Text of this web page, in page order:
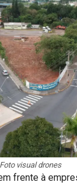
Foto visual drones
frente à